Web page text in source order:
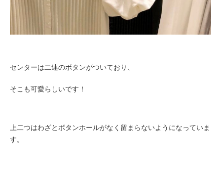
センターは二連のボタンがついており、
そこも可愛らしいです！
上二つはわざとボタンホールがなく留まらないようになっていま
す。